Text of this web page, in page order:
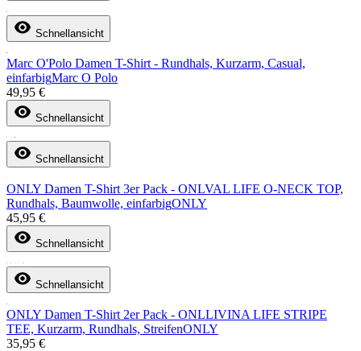
Schnellansicht
Marc O'Polo Damen T-Shirt - Rundhals, Kurzarm, Casual,
einfarbigMarc O Polo
49,95 €
Schnellansicht
Schnellansicht
ONLY Damen T-Shirt 3er Pack - ONLVAL LIFE O-NECK TOP,
Rundhals, Baumwolle, einfarbigONLY
45,95 €
Schnellansicht
Schnellansicht
ONLY Damen T-Shirt 2er Pack - ONLLIVINA LIFE STRIPE
TEE, Kurzarm, Rundhals, StreifenONLY
35,95 €